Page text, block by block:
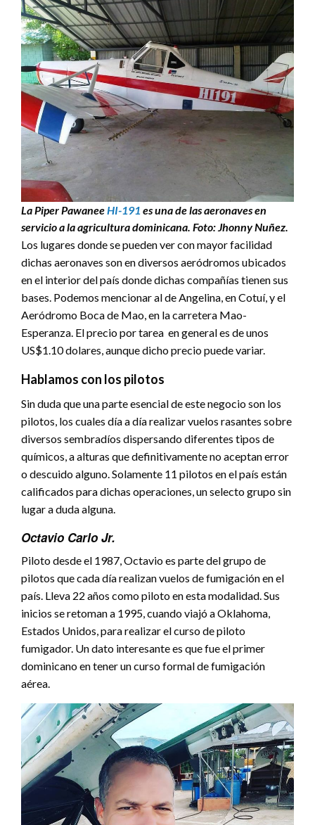
La Piper PawaneeHI-191 es una de las aeronaves en
servicio a la agricultura dominicana. Foto: Jhonny Nuñez.
Los lugares donde se pueden ver con mayor facilidad
dichas aeronaves son en diversos aeródromos ubicados
en el interior del país donde dichas compañías tienen sus
bases. Podemos mencionar al de Angelina, en Cotuí, y el
Aeródromo Boca de Mao, en la carretera Mao-
Esperanza. El precio por tarea en general es de unos
US$1.10 dolares, aunque dicho precio puede variar.
Hablamos con los pilotos
Sin duda que una parte esencial de este negocio son los
pilotos, los cuales día a día realizar vuelos rasantes sobre
diversos sembradíos dispersando diferentes tipos de
químicos, a alturas que definitivamente no aceptan error
o descuido alguno. Solamente 11 pilotos en el país están
calificados para dichas operaciones, un selecto grupo sin
lugar a duda alguna.
Octavio Carlo Jr.
Piloto desde el 1987, Octavio es parte del grupo de
pilotos que cada día realizan vuelos de fumigación en el
país. Lleva 22 años como piloto en esta modalidad. Sus
inicios se retoman a 1995, cuando viajó a Oklahoma,
Estados Unidos, para realizar el curso de piloto
fumigador. Un dato interesante es que fue el primer
dominicano en tener un curso formal de fumigación
aérea.